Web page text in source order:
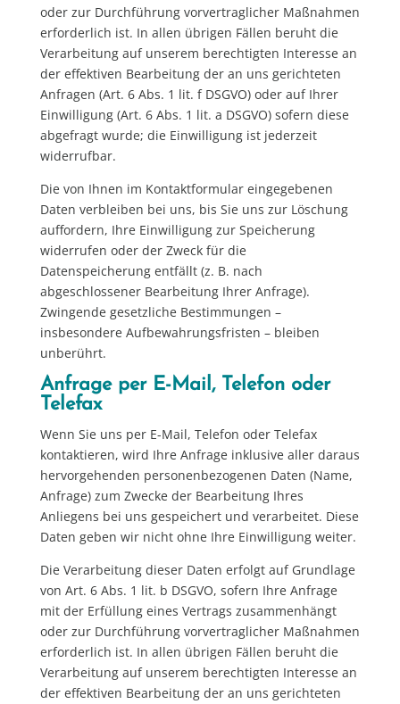
oder zur Durchführung vorvertraglicher Maßnahmen
erforderlich ist. In allen übrigen Fällen beruht die
Verarbeitung auf unserem berechtigten Interesse an
der effektiven Bearbeitung der an uns gerichteten
Anfragen (Art. 6 Abs. 1 lit. f DSGVO) oder auf Ihrer
Einwilligung (Art. 6 Abs. 1 lit. a DSGVO) sofern diese
abgefragt wurde; die Einwilligung ist jederzeit
widerrufbar.
Die von Ihnen im Kontaktformular eingegebenen
Daten verbleiben bei uns, bis Sie uns zur Löschung
auffordern, Ihre Einwilligung zur Speicherung
widerrufen oder der Zweck für die
Datenspeicherung entfällt (z. B. nach
abgeschlossener Bearbeitung Ihrer Anfrage).
Zwingende gesetzliche Bestimmungen –
insbesondere Aufbewahrungsfristen – bleiben
unberührt.
Anfrage per E-Mail, Telefon oder
Telefax
Wenn Sie uns per E-Mail, Telefon oder Telefax
kontaktieren, wird Ihre Anfrage inklusive aller daraus
hervorgehenden personenbezogenen Daten (Name,
Anfrage) zum Zwecke der Bearbeitung Ihres
Anliegens bei uns gespeichert und verarbeitet. Diese
Daten geben wir nicht ohne Ihre Einwilligung weiter.
Die Verarbeitung dieser Daten erfolgt auf Grundlage
von Art. 6 Abs. 1 lit. b DSGVO, sofern Ihre Anfrage
mit der Erfüllung eines Vertrags zusammenhängt
oder zur Durchführung vorvertraglicher Maßnahmen
erforderlich ist. In allen übrigen Fällen beruht die
Verarbeitung auf unserem berechtigten Interesse an
der effektiven Bearbeitung der an uns gerichteten